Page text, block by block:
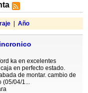
Año
ka en excelentes
en perfecto estado.
de montar. cambio de
(05/04/1...